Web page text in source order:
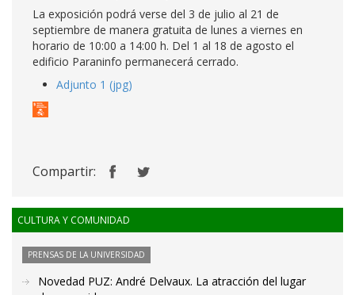
La exposición podrá verse del 3 de julio al 21 de
septiembre de manera gratuita de lunes a viernes en
horario de 10:00 a 14:00 h. Del 1 al 18 de agosto el
edificio Paraninfo permanecerá cerrado.
Adjunto 1 (jpg)
Compartir:
CULTURA Y COMUNIDAD
PRENSAS DE LA UNIVERSIDAD
Novedad PUZ: André Delvaux. La atracción del lugar